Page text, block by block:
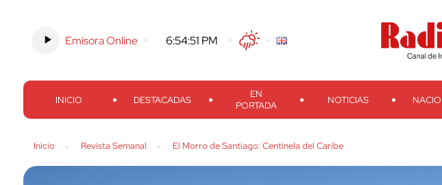
Emisora Online 6:54:52 PM TwitterFacebook
Threads
Instagram TelegramTeveo Ivoox
INICIO DESTACADAS
EN
PORTADA
NOTICIAS
Inicio Revista Semanal El Morro de Santiago: Centinela del Caribe